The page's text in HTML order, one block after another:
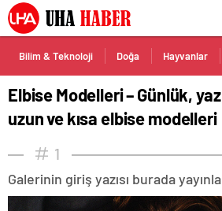
Bilim & Teknoloji Doğa Hayvanlar
Elbise Modelleri – Günlük,
uzun ve kısa elbise modelleri
1
Galerinin giriş yazısı burada